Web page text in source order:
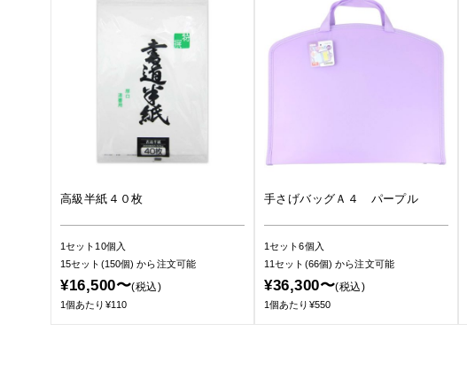
高級半紙４０枚
1セット10個入
15セット(150個)から注文可能
¥16,500〜(税込)
1個あたり¥110
手さげバッグＡ４ パープル
1セット6個入
11セット(66個)から注文可能
¥36,300〜(税込)
1個あたり¥550